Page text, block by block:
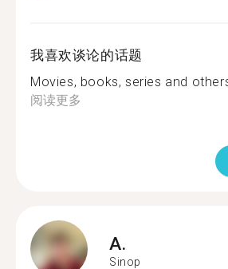
我喜欢谈论的话题
Movies, books, series and
阅读更多
A.
Sinop